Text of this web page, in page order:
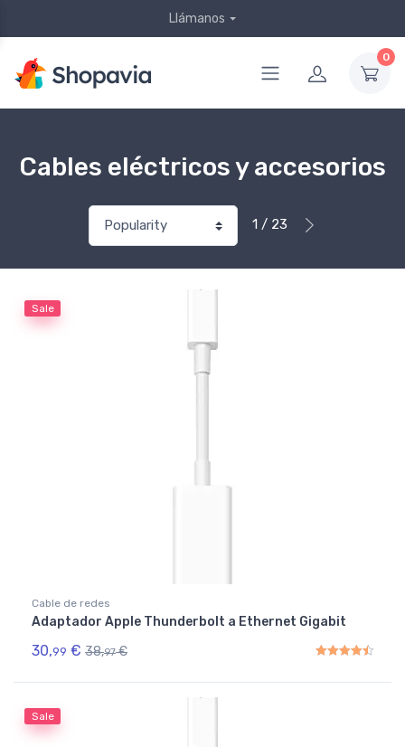
Llámanos
0
Cables eléctricos y accesorios
1 / 23
Sale
Cable de redes
Adaptador Apple Thunderbolt a Ethernet Gigabit
30,99 € 38,97 €
Sale